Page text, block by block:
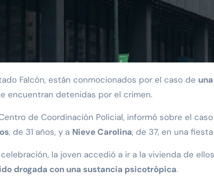
Falcón, están conmocionados por el caso de
encuentran detenidas por el crimen.
de Coordinación Policial, informó sobre el
, de 31 años, y a Nieve Carolina, de 37, en una
la joven accedió a ir a la vivienda de
drogada con una sustancia psicotrópica.